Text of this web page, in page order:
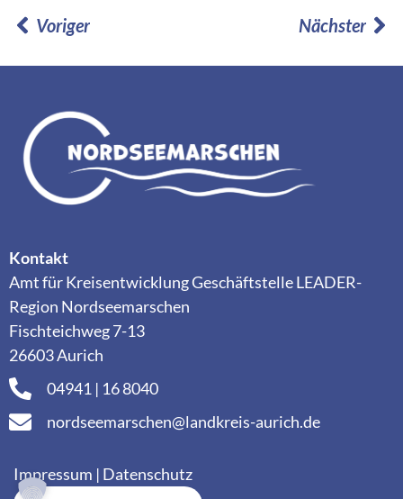
Voriger Nächster
Kontakt
Amt für Kreisentwicklung Geschäftstelle LEADER-
Region Nordseemarschen
Fischteichweg 7-13
26603 Aurich
04941 | 16 8040
nordseemarschen@landkreis-aurich.de
Impressum | Datenschutz